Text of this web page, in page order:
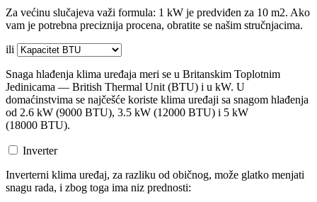
Za većinu slučajeva važi formula: 1 kW je predviđen za 10 m2. Ako
vam je potrebna preciznija procena, obratite se našim stručnjacima.
ili
Snaga hlađenja klima uređaja meri se u Britanskim Toplotnim
Jedinicama — British Thermal Unit (BTU) i u kW. U
domaćinstvima se najčešće koriste klima uređaji sa snagom hlađenja
od 2.6 kW (9000 BTU), 3.5 kW (12000 BTU) i 5 kW
(18000 BTU).
Inverter
Inverterni klima uređaj, za razliku od običnog, može glatko menjati
snagu rada, i zbog toga ima niz prednosti: